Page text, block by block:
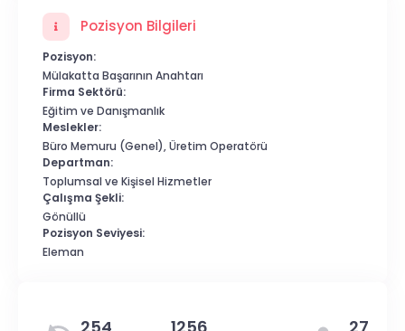
Pozisyon Bilgileri
Pozisyon:
Mülakatta Başarının Anahtarı
Firma Sektörü:
Eğitim ve Danışmanlık
Meslekler:
Büro Memuru (Genel), Üretim Operatörü
Departman:
Toplumsal ve Kişisel Hizmetler
Çalışma Şekli:
Gönüllü
Pozisyon Seviyesi:
Eleman